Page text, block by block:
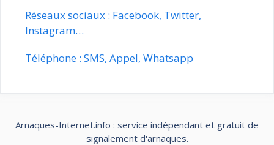
Réseaux sociaux : Facebook, Twitter,
Instagram…
Téléphone : SMS, Appel, Whatsapp
Arnaques-Internet.info : service indépendant et gratuit de
signalement d'arnaques.